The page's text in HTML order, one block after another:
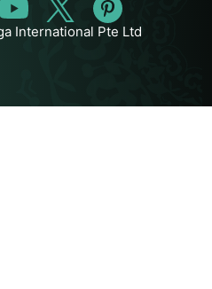
International Pte Ltd